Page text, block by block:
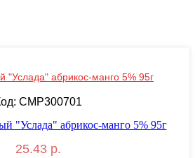
"Услада" абрикос-манго 5% 95г
CMP300701
25.43 р.